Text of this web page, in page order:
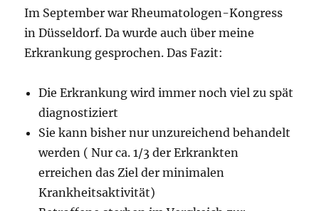
Im September war Rheumatologen-Kongress
in Düsseldorf. Da wurde auch über meine
Erkrankung gesprochen. Das Fazit:
Die Erkrankung wird immer noch viel zu spät
diagnostiziert
Sie kann bisher nur unzureichend behandelt
werden ( Nur ca. 1/3 der Erkrankten
erreichen das Ziel der minimalen
Krankheitsaktivität)